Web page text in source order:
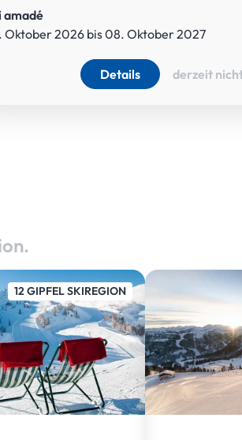
amadé
Oktober 2026 bis 08. Oktober 2027
Details derzeit
12 GIPFEL SKIREGION